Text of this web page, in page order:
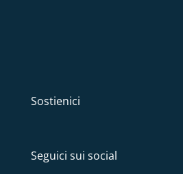
Sostienici
Seguici sui social